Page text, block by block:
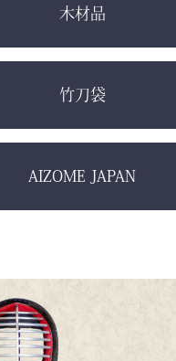
木材品
竹刀袋
AIZOME JAPAN